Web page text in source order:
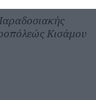
Κισάμου